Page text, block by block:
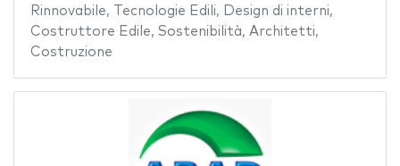
Rinnovabile, Tecnologie Edili, Design di interni,
Costruttore Edile, Sostenibilità, Architetti,
Costruzione